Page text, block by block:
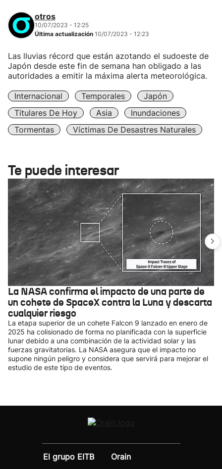
otros
10/07/2023 - 12:25
Última actualización 10/07/2023 - 12:23
Las lluvias récord que están azotando el sudoeste de
Japón desde este fin de semana han obligado a las
autoridades a emitir la máxima alerta meteorológica.
Internacional Temporales
Japón
Titulares De Hoy
Asia
Inundaciones
Tormentas
Víctimas De Desastres Naturales
Te puede interesar
La NASA confirma el impacto de una parte de
un cohete de SpaceX contra la Luna y descarta
cualquier riesgo
La etapa superior de un cohete Falcon 9 lanzado en enero de
2025 ha colisionado de forma no planificada con la superficie
lunar debido a una combinación de la actividad solar y las
fuerzas gravitatorias. La NASA asegura que el impacto no
supone ningún peligro y considera que servirá para mejorar el
estudio de este tipo de eventos.
El grupo EITB
Orain